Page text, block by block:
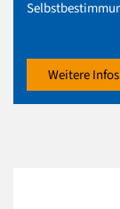
Weitere